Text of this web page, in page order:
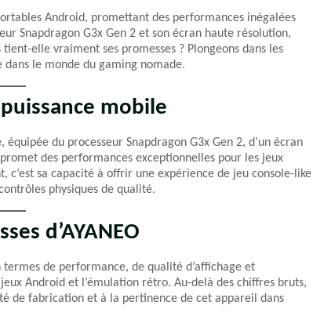
Android, promettant des performances inégalées
Snapdragon G3x Gen 2 et son écran haute résolution,
elle vraiment ses promesses ? Plongeons dans les
le monde du gaming nomade.
mobile
équipée du processeur Snapdragon G3x Gen 2, d’un écran
des performances exceptionnelles pour les jeux
sa capacité à offrir une expérience de jeu console-like
physiques de qualité.
d’AYANEO
termes de performance, de qualité d’affichage et
Android et l’émulation rétro. Au-delà des chiffres bruts,
de fabrication et à la pertinence de cet appareil dans